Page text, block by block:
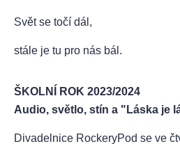
Svět se točí dál,
stále je tu pro nás bál.
ŠKOLNÍ ROK 2023/2024
Audio, světlo, stín a "Láska je
Divadelnice RockeryPod se ve